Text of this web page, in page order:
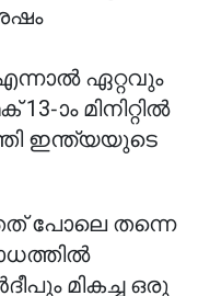
ഏറ്റവും
ാം മിനിറ്റിൽ
ഇന്ത്യയുടെ
പോലെ തന്നെ
മികച്ച ഒരു